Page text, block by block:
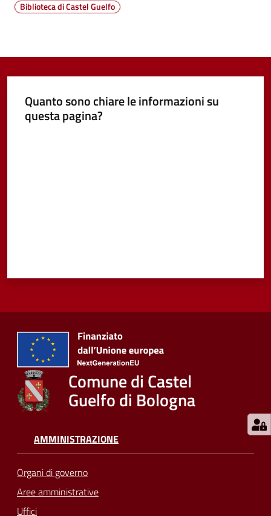
online
gli
Seguici
Biblioteca di Castel Guelfo
Quanto sono chiare le informazioni su
questa pagina?
Comune di Castel
Guelfo di Bologna
AMMINISTRAZIONE
Organi di governo
Aree amministrative
Uffici